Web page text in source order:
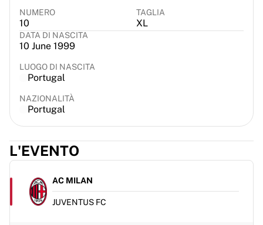
Visualizza tutto il ciclismo
Rugby
France Rugby
Gloucester Rugby
Bath Rugby
Harlequins
Visualizza tutto il rugby
England Cricket
Delhi Capitals
Cricket Ireland
Visualizza tutto il cricket
NUMERO
10
TAGLIA
XL
DATA DI NASCITA
10 June 1999
LUOGO DI NASCITA
Portugal
NAZIONALITÀ
Portugal
L'EVENTO
AC MILAN
JUVENTUS FC